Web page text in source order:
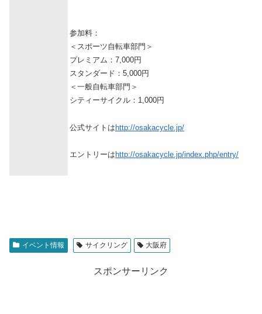
参加料：
＜スポーツ自転車部門＞
プレミアム：7,000円
スタンダード：5,000円
＜一般自転車部門＞
シティーサイクル：1,000円
公式サイトはhttp://osakacycle.jp/
エントリーはhttp://osakacycle.jp/index.php/entry/
イベント情報 サイクリング 大阪府
スポンサーリンク